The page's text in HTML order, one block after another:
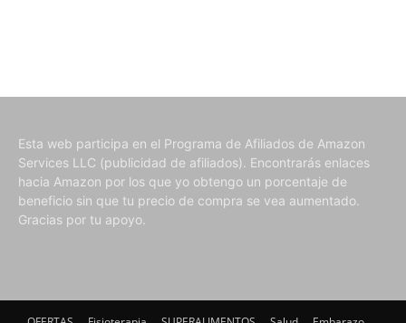
Esta web participa en el Programa de Afiliados de Amazon
Services LLC (publicidad de afiliados). Encontrarás enlaces
hacia Amazon por los que yo obtengo un porcentaje de
beneficio sin que tu precio de compra se vea aumentado.
Gracias por tu apoyo.